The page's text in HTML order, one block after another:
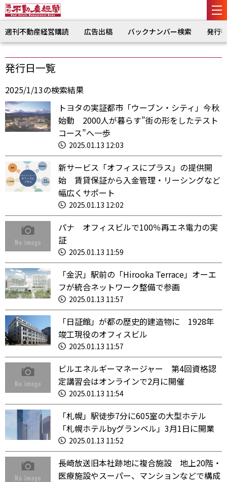
週刊不動産経営購読 広告出稿 バックナンバー検索 発行
発行日一覧
2025/1/13の検索結果
トヨタの実証都市「ウーブン・シティ」今秋
始動 2000人が暮らす”街の形をしたテスト
コース”へ一歩
2025.01.13 12:03
新サービス「オフィスにプラス」の提供開
始 賃貸保証から入金管理・リーシングなど
幅広くサポート
2025.01.13 12:02
パナ オフィスビルで100％再エネ電力の実
証
2025.01.13 11:59
「金沢」駅前の「Hirooka Terrace」オーエ
フが統合ネットワーク整備で参画
2025.01.13 11:57
「日証館」が都の歴史的建造物に 1928年
竣工現役のオフィスビル
2025.01.13 11:57
ビルエネルギーマネージャー 第4回資格認
定講習会はオンラインで2月に開催
2025.01.13 11:54
「札幌」駅徒歩7分に605室の大型ホテル
「札幌ホテルbyグランベル」3月1日に開業
2025.01.13 11:52
長崎放送旧本社跡地に複合施設 地上20階・
医療施設やスーパー、マンションなどで構成